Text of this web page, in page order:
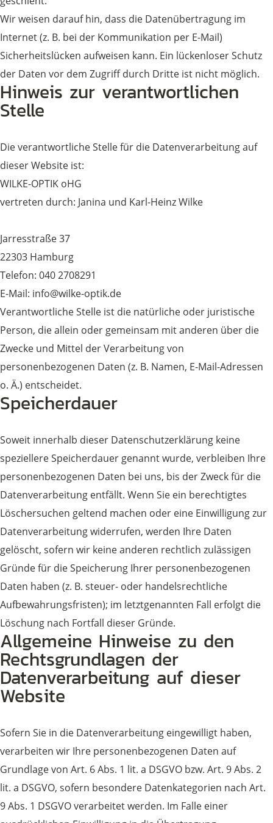
Wir weisen darauf hin, dass die Datenübertragung im
Internet (z. B. bei der Kommunikation per E-Mail)
Sicherheitslücken aufweisen kann. Ein lückenloser Schutz
der Daten vor dem Zugriff durch Dritte ist nicht möglich.
Hinweis zur verantwortlichen
Stelle
Die verantwortliche Stelle für die Datenverarbeitung auf
dieser Website ist:
WILKE-OPTIK oHG
vertreten durch: Janina und Karl-Heinz Wilke
Jarresstraße 37
22303 Hamburg
Telefon: 040 2708291
E-Mail: info@wilke-optik.de
Verantwortliche Stelle ist die natürliche oder juristische
Person, die allein oder gemeinsam mit anderen über die
Zwecke und Mittel der Verarbeitung von
personenbezogenen Daten (z. B. Namen, E-Mail-Adressen
o. Ä.) entscheidet.
Speicherdauer
Soweit innerhalb dieser Datenschutzerklärung keine
speziellere Speicherdauer genannt wurde, verbleiben Ihre
personenbezogenen Daten bei uns, bis der Zweck für die
Datenverarbeitung entfällt. Wenn Sie ein berechtigtes
Löschersuchen geltend machen oder eine Einwilligung zur
Datenverarbeitung widerrufen, werden Ihre Daten
gelöscht, sofern wir keine anderen rechtlich zulässigen
Gründe für die Speicherung Ihrer personenbezogenen
Daten haben (z. B. steuer- oder handelsrechtliche
Aufbewahrungsfristen); im letztgenannten Fall erfolgt die
Löschung nach Fortfall dieser Gründe.
Allgemeine Hinweise zu den
Rechtsgrundlagen der
Datenverarbeitung auf dieser
Website
Sofern Sie in die Datenverarbeitung eingewilligt haben,
verarbeiten wir Ihre personenbezogenen Daten auf
Grundlage von Art. 6 Abs. 1 lit. a DSGVO bzw. Art. 9 Abs. 2
lit. a DSGVO, sofern besondere Datenkategorien nach Art.
9 Abs. 1 DSGVO verarbeitet werden. Im Falle einer